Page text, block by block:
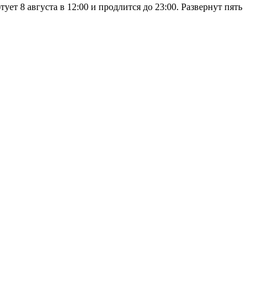
8 августа в 12:00 и продлится до 23:00. Развернут пять